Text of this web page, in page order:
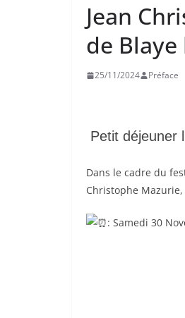
Jean
de
25/11/2024 Préface
Petit déjeuner
Dans le cadre du
Christophe
: Samedi 30